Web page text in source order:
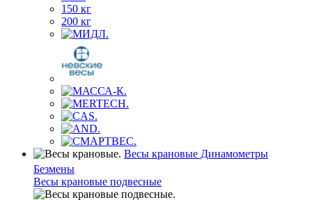
150 кг
200 кг
Весы крановые Динамометры
Безмены
Весы крановые подвесные